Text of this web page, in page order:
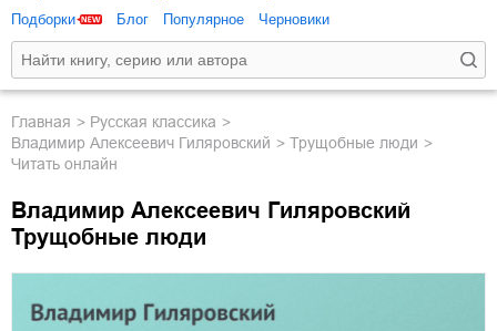
Подборки
Блог Популярное Черновики
Главная
русская классика
Владимир Алексеевич Гиляровский
Трущобные люди
Читать онлайн
Владимир Алексеевич Гиляровский
Трущобные люди